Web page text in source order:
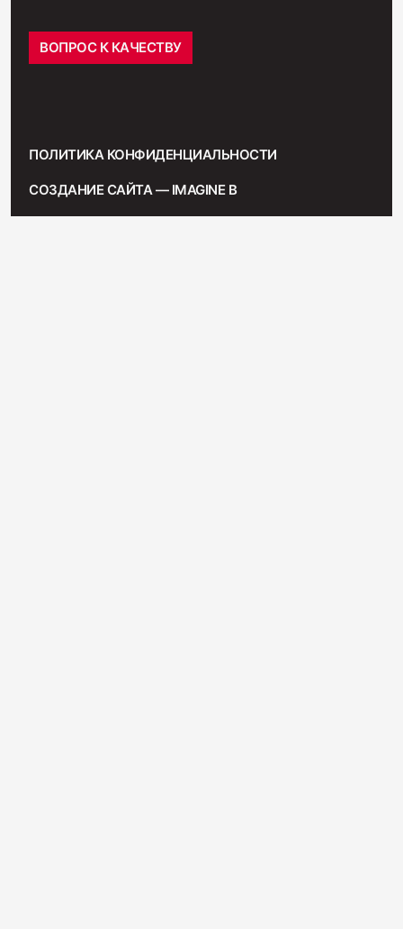
ВОПРОС К КАЧЕСТВУ
ПОЛИТИКА КОНФИДЕНЦИАЛЬНОСТИ
СОЗДАНИЕ САЙТА — IMAGINE B